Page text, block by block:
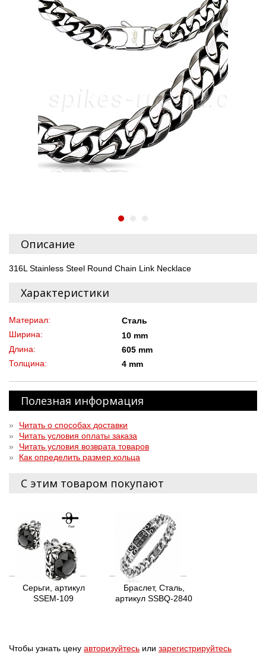
Описание
316L Stainless Steel Round Chain Link Necklace
Характеристики
Материал:
Сталь
Ширина:
10 mm
Длина:
605 mm
Толщина:
4 mm
Полезная информация
»
Читать о способах доставки
»
Читать условия оплаты заказа
»
Читать условия возврата товаров
»
Как определить размер кольца
С этим товаром покупают
Серьги, артикул
SSEM-109
Браслет, Сталь,
артикул SSBQ-2840
Чтобы узнать цену авторизуйтесь или зарегистрируйтесь